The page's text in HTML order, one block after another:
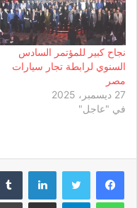
نجاح كبير للمؤتمر السادس
السنوي لرابطة تجار سيارات
مصر
27 ديسمبر، 2025
في "عاجل"
لينكدإن
واتساب تيلقرام مشاركة عبر البريد